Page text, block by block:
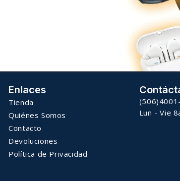
Enlaces
Tienda
Quiénes Somos
Contacto
Devoluciones
Política de Privacidad
Lun - Vie